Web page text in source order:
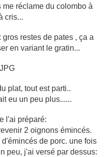
réclame du colombo à
cris...
restes de pates , ça a
en variant le gratin...
plat, tout est parti..
eu un peu plus......
l'ai préparé:
2 oignons émincés.
de porc. une fois
peu, j'ai versé par dessus: